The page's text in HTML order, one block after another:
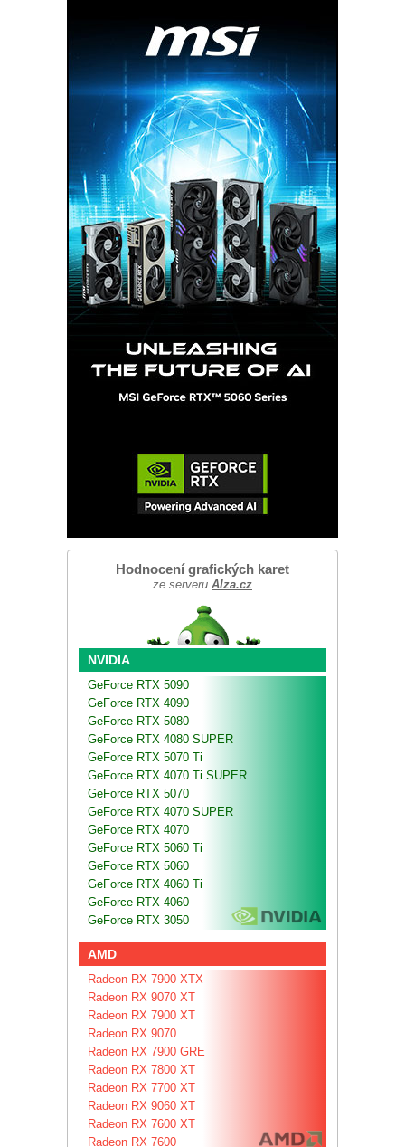
Hodnocení grafických karet
ze serveru Alza.cz
NVIDIA
GeForce RTX 5090
GeForce RTX 4090
GeForce RTX 5080
GeForce RTX 4080 SUPER
GeForce RTX 5070 Ti
GeForce RTX 4070 Ti SUPER
GeForce RTX 5070
GeForce RTX 4070 SUPER
GeForce RTX 4070
GeForce RTX 5060 Ti
GeForce RTX 5060
GeForce RTX 4060 Ti
GeForce RTX 4060
GeForce RTX 3050
AMD
Radeon RX 7900 XTX
Radeon RX 9070 XT
Radeon RX 7900 XT
Radeon RX 9070
Radeon RX 7900 GRE
Radeon RX 7800 XT
Radeon RX 7700 XT
Radeon RX 9060 XT
Radeon RX 7600 XT
Radeon RX 7600